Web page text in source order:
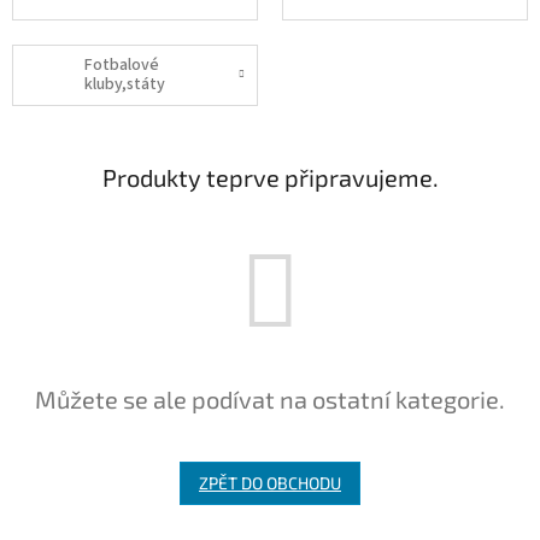
Fotbalové
kluby,státy
Produkty teprve připravujeme.
Můžete se ale podívat na ostatní kategorie.
ZPĚT DO OBCHODU